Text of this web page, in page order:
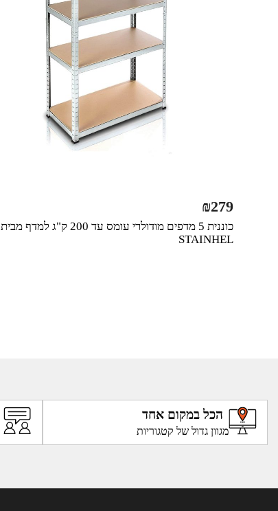
כוננית 5 מדפים מודולרי עומס עד 200 ק"ג למדף מבית
STAINHEL
₪279
הכל במקום אחד
מגוון גדול של קטגוריות